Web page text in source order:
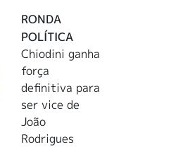
RONDA
POLÍTICA
Chiodini ganha
força
definitiva para
ser vice de
João
Rodrigues